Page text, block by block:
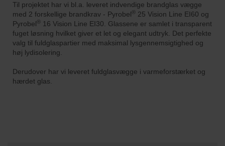
Til projektet har vi bl.a. leveret indvendige brandglas vægge
med 2 forskellige brandkrav - Pyrobel® 25 Vision Line EI60 og
Pyrobel® 16 Vision Line EI30. Glassene er samlet i transparent
fuget løsning hvilket giver et let og elegant udtryk. Det perfekte
valg til fuldglaspartier med maksimal lysgennemsigtighed og
høj lydisolering.
Derudover har vi leveret fuldglasvægge i varmeforstærket og
hærdet glas.